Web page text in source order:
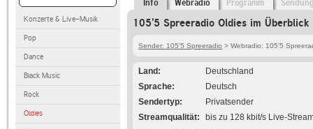
Konzerte & Live-Musik
Pop
Dance
Black Music
Rock
Oldies
Info Webradio Programm
105'5 Spreeradio Oldies im Überblick
Sender: 105'5 Spreeradio > Webradio: 105'5
Land
Deutschland
Sprache
Deutsch
Sendertyp
Privatsender
Streamqualität
bis zu 128 kbit/s Live-